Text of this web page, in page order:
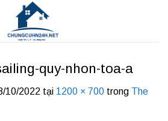
quy-nhon-toa-a
10/2022 tại 1200 × 700 trong The